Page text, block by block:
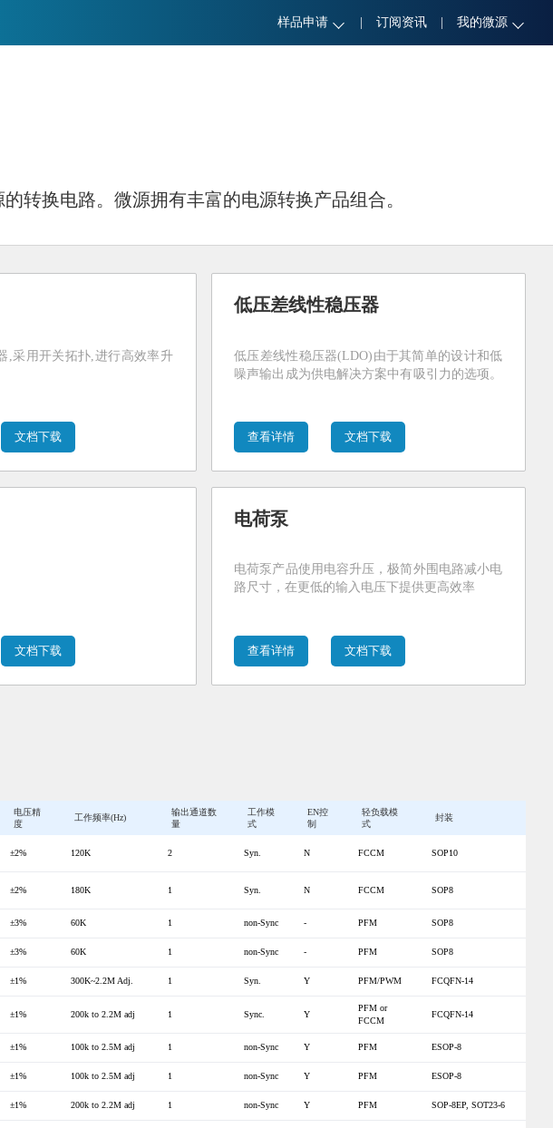
样品申请 订阅资讯 我的微源
转换电路。微源拥有丰富的电源转换产品组合。
,采用开关拓扑,进行高效率升
文档下载
低压差线性稳压器
低压差线性稳压器(LDO)由于其简单的设计和低
噪声输出成为供电解决方案中有吸引力的选项。
查看详情 文档下载
文档下载
电荷泵
电荷泵产品使用电容升压，极简外围电路减小电
路尺寸，在更低的输入电压下提供更高效率
查看详情 文档下载
电压精
度
工作频率(Hz)
输出通道数
量
工作模
式
EN控
制
轻负载模
式
封装
±2% 120K 2 Syn. N FCCM SOP10
±2% 180K 1 Syn. N FCCM SOP8
±3% 60K 1 non-Sync - PFM SOP8
±3% 60K 1 non-Sync - PFM SOP8
±1% 300K~2.2M Adj. 1 Syn. Y PFM/PWM FCQFN-14
±1% 200k to 2.2M adj 1 Sync. Y
PFM or
FCCM
FCQFN-14
±1% 100k to 2.5M adj 1 non-Sync Y PFM ESOP-8
±1% 100k to 2.5M adj 1 non-Sync Y PFM ESOP-8
±1% 200k to 2.2M adj 1 non-Sync Y PFM SOP-8EP, SOT23-6